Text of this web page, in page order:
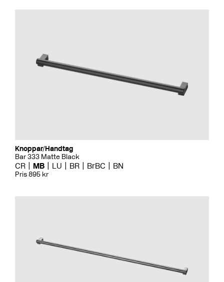
Knoppar/Handtag
Bar 333 Matte Black
CR MB LU BR BrBC BN
Pris 895 kr